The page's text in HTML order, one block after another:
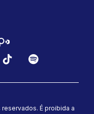
É proibida a